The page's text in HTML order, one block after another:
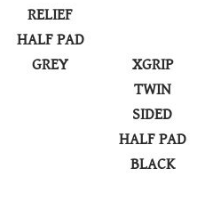
RELIEF
HALF PAD
GREY
XGRIP
TWIN
SIDED
HALF PAD
BLACK